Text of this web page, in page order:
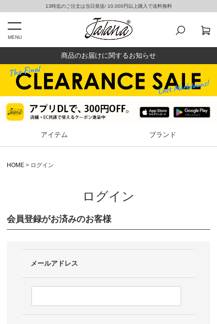
13時迄のご注文は当日発送/ 10,000円以上購入で送料無料
MENU
商品のお届けに関するお知らせ
アイテム ブランド
HOME ログイン
ログイン
会員登録がお済みのお客様
メールアドレス